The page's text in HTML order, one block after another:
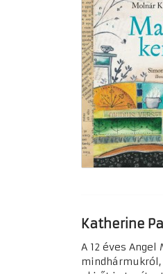
Katherine
A 12 éves